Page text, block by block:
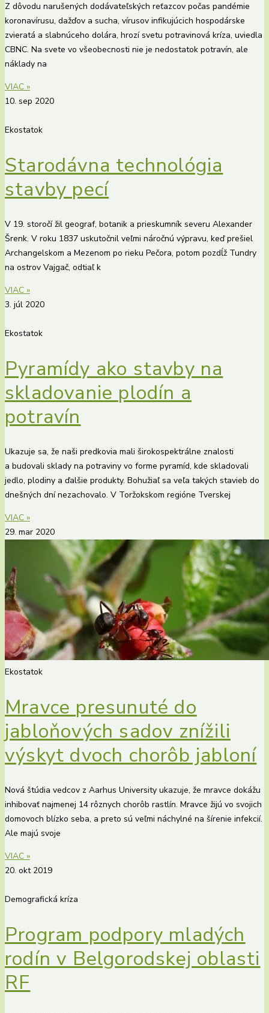
Z dôvodu narušených dodávateľských reťazcov počas pandémie
koronavírusu, dažďov a sucha, vírusov infikujúcich hospodárske
zvieratá a slabnúceho dolára, hrozí svetu potravinová kríza, uviedla
CBNC. Na svete vo všeobecnosti nie je nedostatok potravín, ale
náklady na
VIAC »
10. sep 2020
Ekostatok
Starodávna technológia
stavby pecí
V 19. storočí žil geograf, botanik a prieskumník severu Alexander
Šrenk. V roku 1837 uskutočnil veľmi náročnú výpravu, keď prešiel
Archangelskom a Mezenom po rieku Pečora, potom pozdĺž Tundry
na ostrov Vajgač, odtiaľ k
VIAC »
3. júl 2020
Ekostatok
Pyramídy ako stavby na
skladovanie plodín a
potravín
Ukazuje sa, že naši predkovia mali širokospektrálne znalosti
a budovali sklady na potraviny vo forme pyramíd, kde skladovali
jedlo, plodiny a ďalšie produkty. Bohužiaľ sa veľa takých stavieb do
dnešných dní nezachovalo. V Toržokskom regióne Tverskej
VIAC »
29. mar 2020
Ekostatok
Mravce presunuté do
jabloňových sadov znížili
výskyt dvoch chorôb jabloní
Nová štúdia vedcov z Aarhus University ukazuje, že mravce dokážu
inhibovať najmenej 14 rôznych chorôb rastlín. Mravce žijú vo svojich
domovoch blízko seba, a preto sú veľmi náchylné na šírenie infekcií.
Ale majú svoje
VIAC »
20. okt 2019
Demografická kríza
Program podpory mladých
rodín v Belgorodskej oblasti
RF